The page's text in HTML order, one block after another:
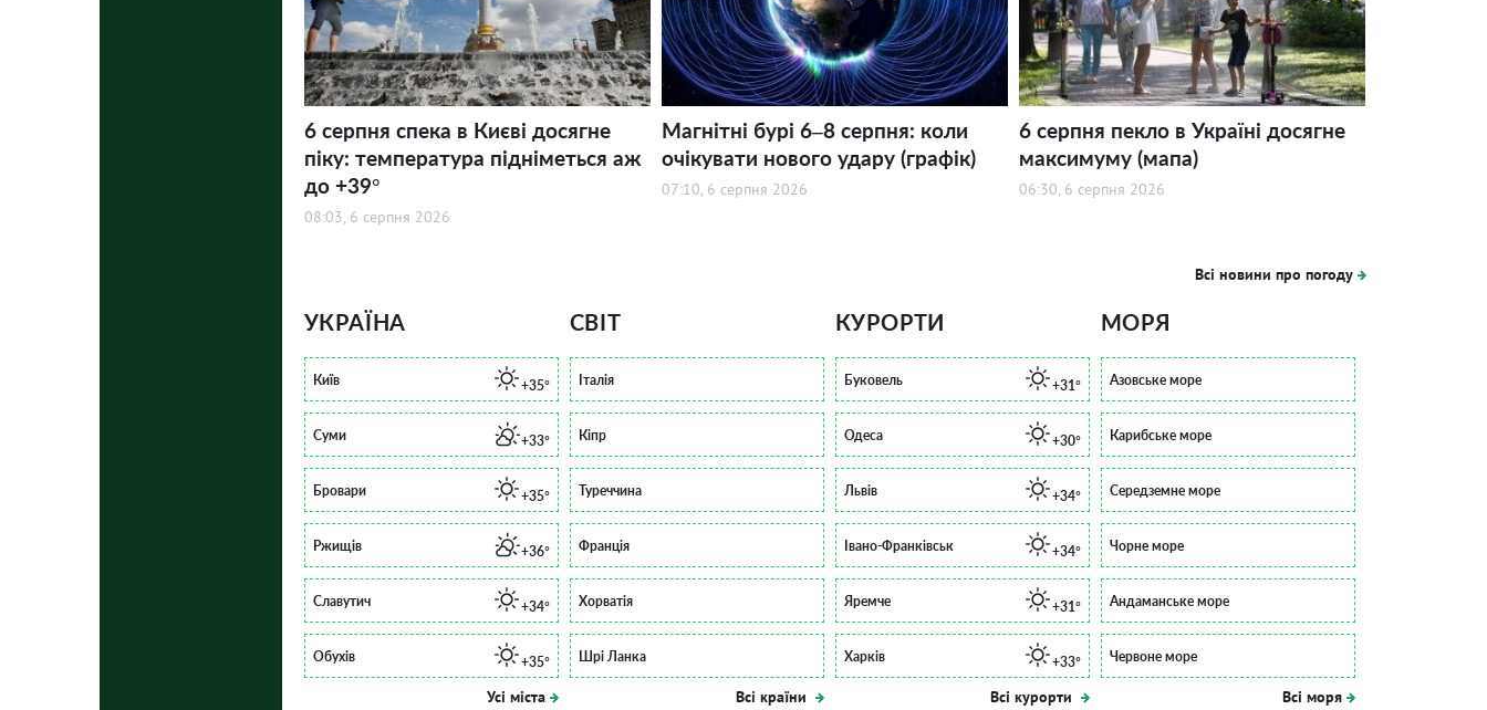
6 серпня спека в Києві досягне
піку: температура підніметься аж
до +39°
08:03, 6 серпня 2026
Магнітні бурі 6–8 серпня: коли
очікувати нового удару (графік)
07:10, 6 серпня 2026
6 серпня пекло в Україні досягне
максимуму (мапа)
06:30, 6 серпня 2026
Всі новини про погоду
УКРАЇНА
Київ +35°
Суми +33°
Бровари +35°
Ржищів +36°
Славутич +34°
Обухів +35°
Усі міста
СВІТ
Італія
Кіпр
Туреччина
Франція
Хорватія
Шрі Ланка
Всі країни
КУРОРТИ
Буковель +31°
Одеса +30°
Львів +34°
Івано-Франківськ +34°
Яремче +31°
Харків +33°
Всі курорти
МОРЯ
Азовське море
Карибське море
Середземне море
Чорне море
Андаманське море
Червоне море
Всі моря